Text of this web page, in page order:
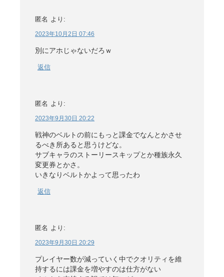
匿名 より:
2023年10月2日 07:46
別にアホじゃないだろｗ
返信
匿名 より:
2023年9月30日 20:22
戦神のベルトの前にもっと課金でなんとかさせ
るべき所あると思うけどな。
サブキャラのストーリースキップとか種族永久
変更券とかさ。
いきなりベルトかよって思ったわ
返信
匿名 より:
2023年9月30日 20:29
プレイヤー数が減っていく中でクオリティを維
持するには課金を増やすのは仕方がない